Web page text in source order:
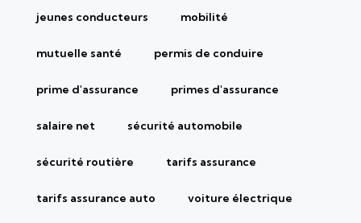
jeunes conducteurs mobilité
mutuelle santé permis de conduire
prime d'assurance primes d'assurance
salaire net sécurité automobile
sécurité routière tarifs assurance
tarifs assurance auto voiture électrique